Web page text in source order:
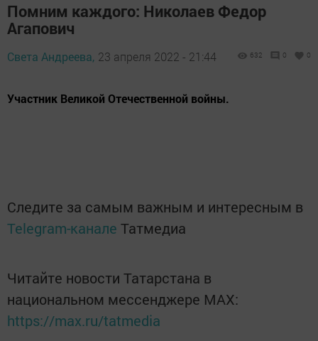
Помним каждого: Николаев Федор
Агапович
Света Андреева, 23 апреля 2022 - 21:44 632 0 0
Участник Великой Отечественной войны.
Следите за самым важным и интересным в
Telegram-канале Татмедиа
Читайте новости Татарстана в
национальном мессенджере MАХ:
https://max.ru/tatmedia